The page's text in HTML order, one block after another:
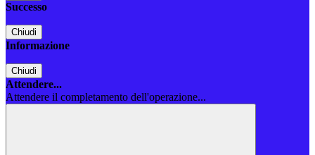
Successo
Chiudi
Informazione
Chiudi
Attendere...
Attendere il completamento dell'operazione...